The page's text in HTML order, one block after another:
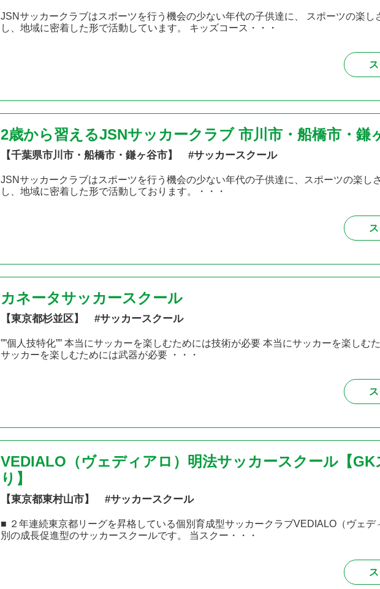
JSNサッカークラブはスポーツを行う機会の少ない年代の子供達に、 スポーツの楽し
し、地域に密着した形で活動しています。 キッズコース・・・
2歳から習えるJSNサッカークラブ 市川市・船橋市・鎌
【千葉県市川市・船橋市・鎌ヶ谷市】 #サッカースクール
JSNサッカークラブはスポーツを行う機会の少ない年代の子供達に、スポーツの楽し
し、地域に密着した形で活動しております。・・・
カネータサッカースクール
【東京都杉並区】 #サッカースクール
””個人技特化”” 本当にサッカーを楽しむためには技術が必要 本当にサッカーを楽しむ
サッカーを楽しむためには武器が必要 ・・・
VEDIALO（ヴェディアロ）明法サッカースクール【
り】
【東京都東村山市】 #サッカースクール
■ ２年連続東京都リーグを昇格している個別育成型サッカークラブVEDIALO（ヴェデ
別の成長促進型のサッカースクールです。 当スクー・・・